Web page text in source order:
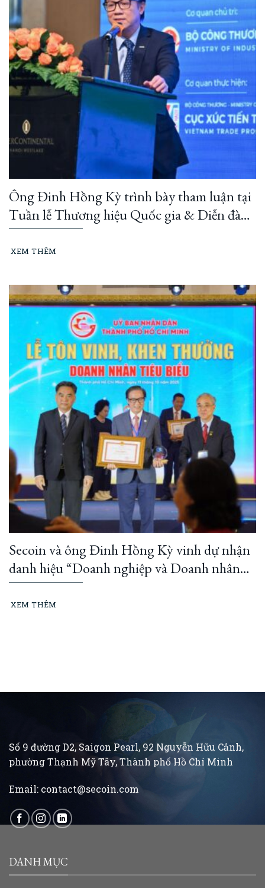
Ông Đinh Hồng Kỳ trình bày tham luận tại
Tuần lễ Thương hiệu Quốc gia & Diễn đàn
Thương hiệu Quốc gia 2026
XEM THÊM
Secoin và ông Đinh Hồng Kỳ vinh dự nhận
danh hiệu “Doanh nghiệp và Doanh nhân
TP Hồ Chí Minh tiêu biểu” năm 2025
XEM THÊM
Số 9 đường D2, Saigon Pearl, 92 Nguyễn Hữu Cảnh,
phường Thạnh Mỹ Tây, Thành phố Hồ Chí Minh
Email: contact@secoin.com
DANH MỤC